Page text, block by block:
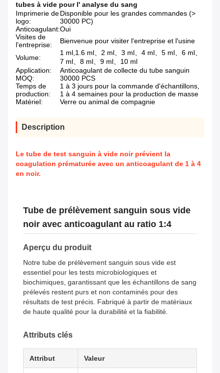
tubes à vide pour l' analyse du sang
Imprimerie de
logo:
Disponible pour les grandes commandes (>
30000 PC)
Anticoagulant:Oui
Visites de
l'entreprise:
Bienvenue pour visiter l'entreprise et l'usine
Volume:
1 ml,1.6 ml、2 ml、3 ml、4 ml、5 ml、6 ml、
7 ml、8 ml、9 ml、10 ml
Application:
Anticoagulant de collecte du tube sanguin
MOQ:
30000 PCS
Temps de
production:
1 à 3 jours pour la commande d'échantillons,
1 à 4 semaines pour la production de masse
Matériel:
Verre ou animal de compagnie
Description
Le tube de test sanguin à vide noir prévient la
coagulation prématurée avec un anticoagulant de 1 à 4
en noir.
Tube de prélèvement sanguin sous vide
noir avec anticoagulant au ratio 1:4
Aperçu du produit
Notre tube de prélèvement sanguin sous vide est
essentiel pour les tests microbiologiques et
biochimiques, garantissant que les échantillons de sang
prélevés restent purs et non contaminés pour des
résultats de test précis. Fabriqué à partir de matériaux
de haute qualité pour la durabilité et la fiabilité.
Attributs clés
Attribut Valeur